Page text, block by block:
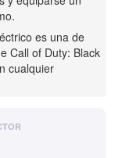
es una de
Call of Duty: Black
cualquier